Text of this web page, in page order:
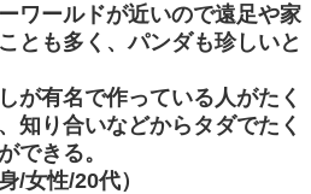
ワールドが近いので遠足や家
とも多く、パンダも珍しいと
が有名で作っている人がたく
知り合いなどからタダでたく
できる。
/女性/20代）